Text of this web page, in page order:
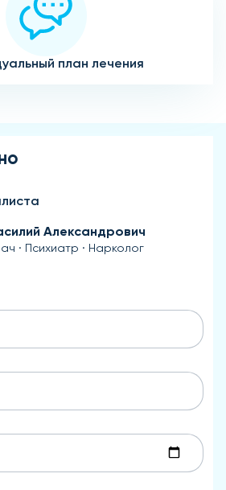
план лечения
Александрович
· Психиатр · Нарколог